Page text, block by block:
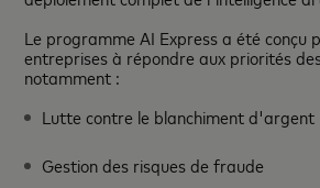
Le programme AI Express a été conçu
entreprises à répondre aux priorités
notamment :
Lutte contre le blanchiment d'argent
Gestion des risques de fraude